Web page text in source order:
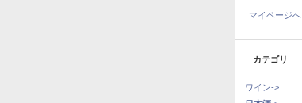
マイページへ
カテゴリ
ワイン->